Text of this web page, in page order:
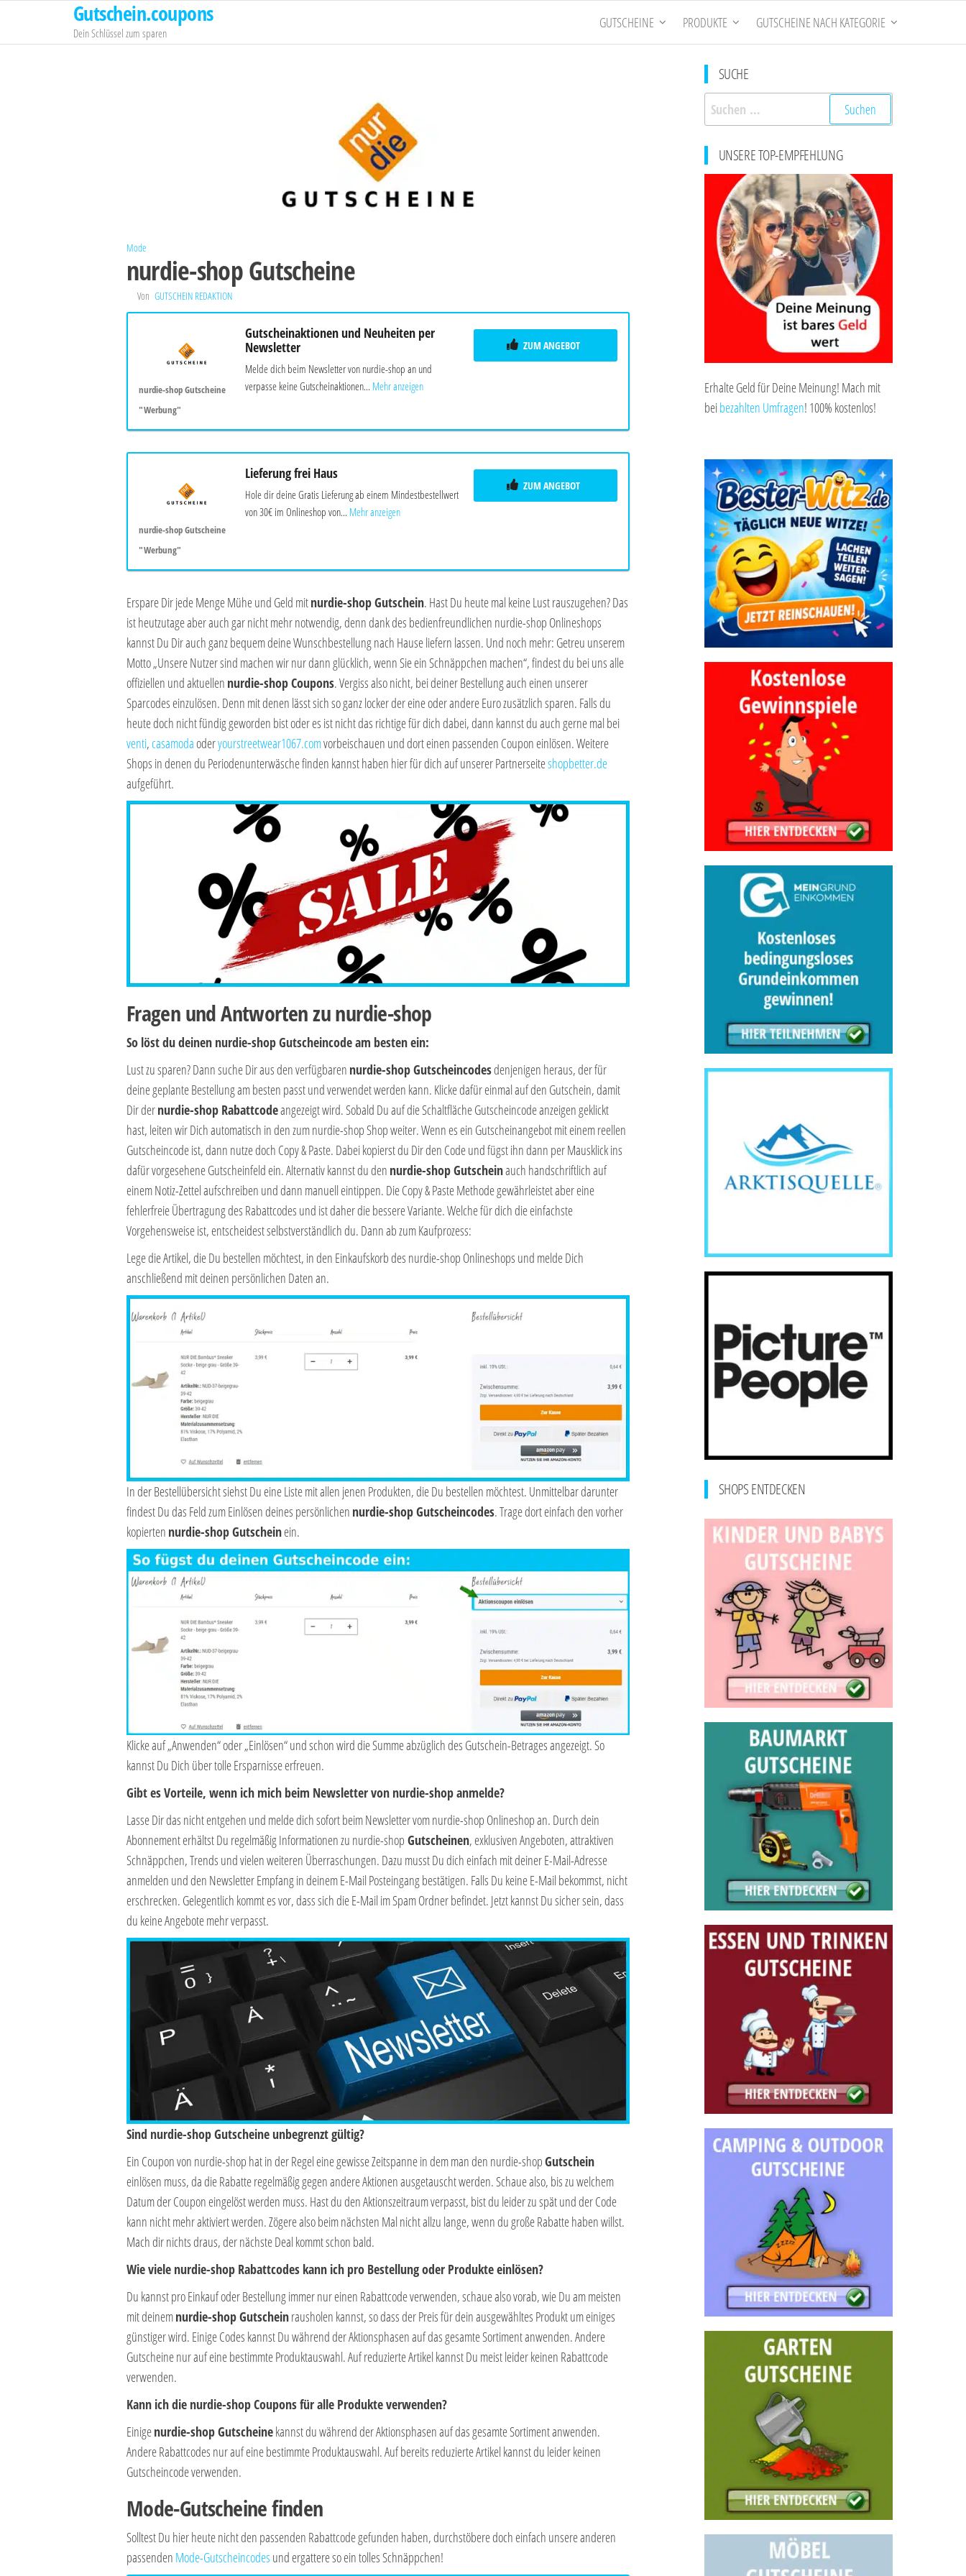
springen
Gutschein.coupons
Dein Schlüssel zum sparen
GUTSCHEINE PRODUKTE GUTSCHEINE NACH KATEGORIE
Mode
nurdie-shop Gutscheine
Von GUTSCHEIN REDAKTION
nurdie-shop Gutscheine
"Werbung"
Gutscheinaktionen und Neuheiten per
Newsletter
Melde dich beim Newsletter von nurdie-shop an und
verpasse keine Gutscheinaktionen... Mehr anzeigen
ZUM ANGEBOT
nurdie-shop Gutscheine
"Werbung"
Lieferung frei Haus
Hole dir deine Gratis Lieferung ab einem Mindestbestellwert
von 30€ im Onlineshop von... Mehr anzeigen
ZUM ANGEBOT
Erspare Dir jede Menge Mühe und Geld mitnurdie-shop Gutschein. Hast Du heute mal keine Lust rauszugehen? Das
ist heutzutage aber auch gar nicht mehr notwendig, denn dank des bedienfreundlichen nurdie-shop Onlineshops
kannst Du Dir auch ganz bequem deine Wunschbestellung nach Hause liefern lassen. Und noch mehr: Getreu unserem
Motto „Unsere Nutzer sind machen wir nur dann glücklich, wenn Sie ein Schnäppchen machen“, findest du bei uns alle
offiziellen und aktuellen nurdie-shop Coupons. Vergiss also nicht, bei deiner Bestellung auch einen unserer
Sparcodes einzulösen. Denn mit denen lässt sich so ganz locker der eine oder andere Euro zusätzlich sparen. Falls du
heute doch nicht fündig geworden bist oder es ist nicht das richtige für dich dabei, dann kannst du auch gerne mal bei
venti,casamodaoderyourstreetwear1067.comvorbeischauen und dort einen passenden Coupon einlösen. Weitere
Shops in denen du Periodenunterwäsche finden kannst haben hier für dich auf unserer Partnerseiteshopbetter.de
aufgeführt.
Fragen und Antworten zu nurdie-shop
So löst du deinen nurdie-shop Gutscheincode am besten ein:
Lust zu sparen? Dann suche Dir aus den verfügbaren nurdie-shop Gutscheincodesdenjenigen heraus, der für
deine geplante Bestellung am besten passt und verwendet werden kann. Klicke dafür einmal auf den Gutschein, damit
Dir dernurdie-shop Rabattcodeangezeigt wird. Sobald Du auf die Schaltfläche Gutscheincode anzeigen geklickt
hast, leiten wir Dich automatisch in den zum nurdie-shop Shop weiter. Wenn es ein Gutscheinangebot mit einem reellen
Gutscheincode ist, dann nutze doch Copy & Paste. Dabei kopierst du Dir den Code und fügst ihn dann per Mausklick ins
dafür vorgesehene Gutscheinfeld ein. Alternativ kannst du den nurdie-shopGutscheinauch handschriftlich auf
einem Notiz-Zettel aufschreiben und dann manuell eintippen. Die Copy & Paste Methode gewährleistet aber eine
fehlerfreie Übertragung des Rabattcodes und ist daher die bessere Variante. Welche für dich die einfachste
Vorgehensweise ist, entscheidest selbstverständlich du. Dann ab zum Kaufprozess:
Lege die Artikel, die Du bestellen möchtest, in den Einkaufskorb des nurdie-shop Onlineshops und melde Dich
anschließend mit deinen persönlichen Daten an.
In der Bestellübersicht siehst Du eine Liste mit allen jenen Produkten, die Du bestellen möchtest. Unmittelbar darunter
findest Du das Feld zum Einlösen deines persönlichen nurdie-shop Gutscheincodes. Trage dort einfach den vorher
kopierten nurdie-shopGutscheinein.
Klicke auf „Anwenden“ oder „Einlösen“ und schon wird die Summe abzüglich des Gutschein-Betrages angezeigt. So
kannst Du Dich über tolle Ersparnisse erfreuen.
Gibt es Vorteile, wenn ich mich beim Newsletter von nurdie-shop anmelde?
Lasse Dir das nicht entgehen und melde dich sofort beim Newsletter vom nurdie-shop Onlineshop an. Durch dein
Abonnement erhältst Du regelmäßig Informationen zu nurdie-shop Gutscheinen, exklusiven Angeboten, attraktiven
Schnäppchen, Trends und vielen weiteren Überraschungen. Dazu musst Du dich einfach mit deiner E-Mail-Adresse
anmelden und den Newsletter Empfang in deinem E-Mail Posteingang bestätigen. Falls Du keine E-Mail bekommst, nicht
erschrecken. Gelegentlich kommt es vor, dass sich die E-Mail im Spam Ordner befindet. Jetzt kannst Du sicher sein, dass
du keine Angebote mehr verpasst.
Sind nurdie-shop Gutscheine unbegrenzt gültig?
Ein Coupon von nurdie-shop hat in der Regel eine gewisse Zeitspanne in dem man den nurdie-shopGutschein
einlösen muss, da die Rabatte regelmäßig gegen andere Aktionen ausgetauscht werden. Schaue also, bis zu welchem
Datum der Coupon eingelöst werden muss. Hast du den Aktionszeitraum verpasst, bist du leider zu spät und der Code
kann nicht mehr aktiviert werden. Zögere also beim nächsten Mal nicht allzu lange, wenn du große Rabatte haben willst.
Mach dir nichts draus, der nächste Deal kommt schon bald.
Wie viele nurdie-shop Rabattcodes kann ich pro Bestellung oder Produkte einlösen?
Du kannst pro Einkauf oder Bestellung immer nur einen Rabattcode verwenden, schaue also vorab, wie Du am meisten
mit deinemnurdie-shop Gutscheinrausholen kannst, so dass der Preis für dein ausgewähltes Produkt um einiges
günstiger wird. Einige Codes kannst Du während der Aktionsphasen auf das gesamte Sortiment anwenden. Andere
Gutscheine nur auf eine bestimmte Produktauswahl. Auf reduzierte Artikel kannst Du meist leider keinen Rabattcode
verwenden.
Kann ich die nurdie-shop Coupons für alle Produkte verwenden?
Einigenurdie-shop Gutscheinekannst du während der Aktionsphasen auf das gesamte Sortiment anwenden.
Andere Rabattcodes nur auf eine bestimmte Produktauswahl. Auf bereits reduzierte Artikel kannst du leider keinen
Gutscheincode verwenden.
Mode-Gutscheine finden
Solltest Du hier heute nicht den passenden Rabattcode gefunden haben, durchstöbere doch einfach unsere anderen
passenden Mode-Gutscheincodes und ergattere so ein tolles Schnäppchen!
SUCHE
Suchen
nach:
UNSERE TOP-EMPFEHLUNG
Erhalte Geld für Deine Meinung! Mach mit
beibezahlten Umfragen! 100% kostenlos!
SHOPS ENTDECKEN